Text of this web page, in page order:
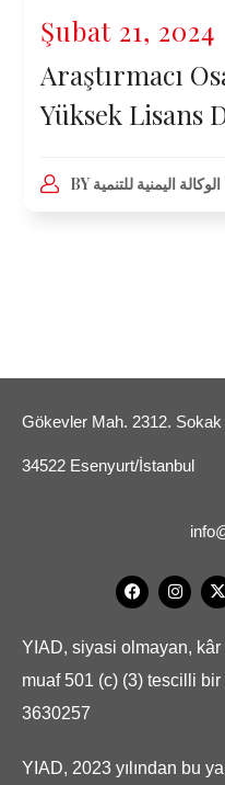
Şubat 21, 2024
Araştırmacı
Yüksek Lisans
BY الوكالة اليمنية للتنمية
Gökevler Mah. 2312.
34522 Esenyurt/İstanbul
YIAD, siyasi olmayan, kâr
muaf 501 (c) (3) tescilli
3630257
YIAD, 2023 yılından bu